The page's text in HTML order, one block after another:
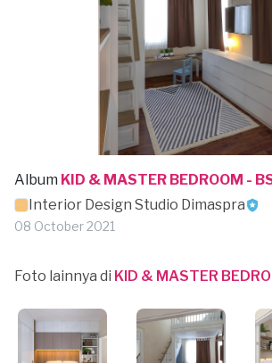
Album KID & MASTER BEDROOM -
Interior Design Studio Dimaspra
08 October 2021
Foto lainnya di KID & MASTER